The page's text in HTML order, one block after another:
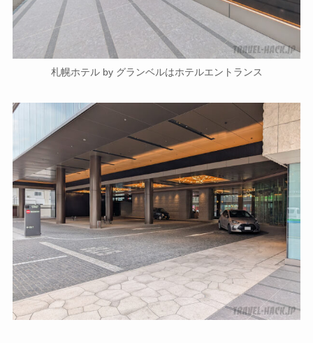
札幌ホテル by グランベルはホテルエントランス